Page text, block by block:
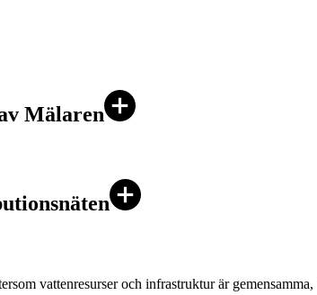
Mälaren
vattenresurser och infrastruktur är